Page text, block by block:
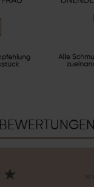
BEWERTUNGEN